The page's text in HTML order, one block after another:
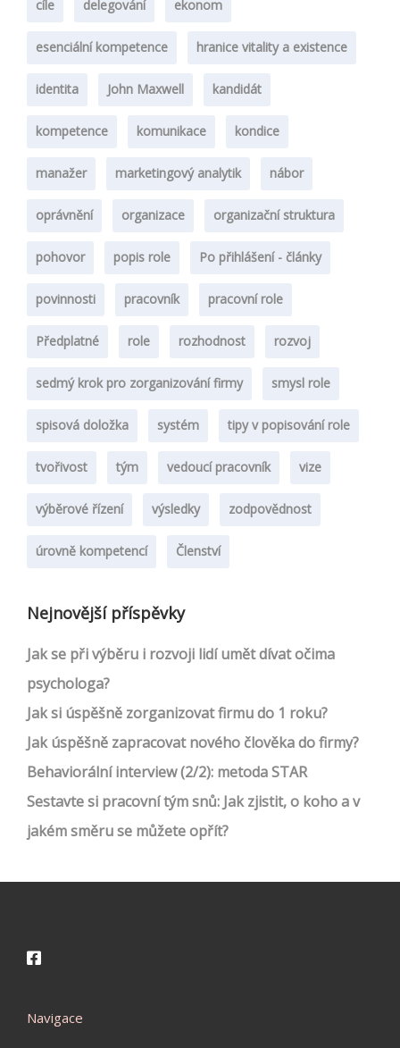
cíle delegování ekonom
esenciální kompetence hranice vitality a existence
identita John Maxwell kandidát
kompetence komunikace kondice
manažer marketingový analytik nábor
oprávnění organizace organizační struktura
pohovor popis role Po přihlášení - články
povinnosti pracovník pracovní role
Předplatné role rozhodnost rozvoj
sedmý krok pro zorganizování firmy smysl role
spisová doložka systém tipy v popisování role
tvořivost tým vedoucí pracovník vize
výběrové řízení výsledky zodpovědnost
úrovně kompetencí Členství
Nejnovější příspěvky
Jak se při výběru i rozvoji lidí umět dívat očima
psychologa?
Jak si úspěšně zorganizovat firmu do 1 roku?
Jak úspěšně zapracovat nového člověka do firmy?
Behaviorální interview (2/2): metoda STAR
Sestavte si pracovní tým snů: Jak zjistit, o koho a v
jakém směru se můžete opřít?
Navigace